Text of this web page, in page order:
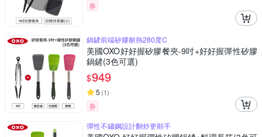
券
鍋鏟前端矽膠耐熱280度C
美國OXO好好握矽膠餐夾-9吋+好好握彈性矽膠
鍋鏟(3色可選)
$949
5 (1)
券
彈性不鏽鋼設計翻炒更順手